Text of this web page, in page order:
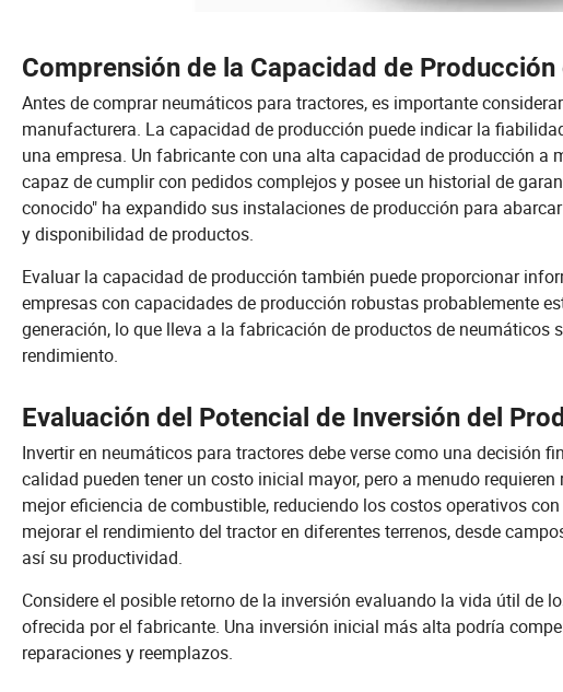
Comprensión de la Capacidad de Producción
Antes de comprar neumáticos para tractores, es importante
manufacturera. La capacidad de producción puede indicar la
una empresa. Un fabricante con una alta capacidad de producción a
capaz de cumplir con pedidos complejos y posee un historial de
conocido" ha expandido sus instalaciones de producción para
y disponibilidad de productos.
Evaluar la capacidad de producción también puede proporcionar
empresas con capacidades de producción robustas probablemente
generación, lo que lleva a la fabricación de productos de neumáticos
rendimiento.
Evaluación del Potencial de Inversión del
Invertir en neumáticos para tractores debe verse como una decisión
calidad pueden tener un costo inicial mayor, pero a menudo
mejor eficiencia de combustible, reduciendo los costos operativos
mejorar el rendimiento del tractor en diferentes terrenos, desde
así su productividad.
Considere el posible retorno de la inversión evaluando la vida útil de
ofrecida por el fabricante. Una inversión inicial más alta podría
reparaciones y reemplazos.